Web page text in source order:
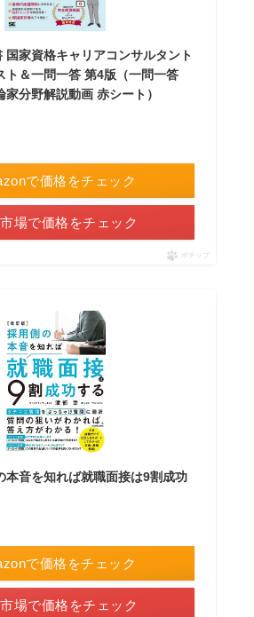
国家資格キャリアコンサルタント
ト＆一問一答 第4版（一問一答
分野解説動画 赤シート）
で価格をチェック
場で価格をチェック
ポチップ
本音を知れば就職面接は9割成功
で価格をチェック
場で価格をチェック